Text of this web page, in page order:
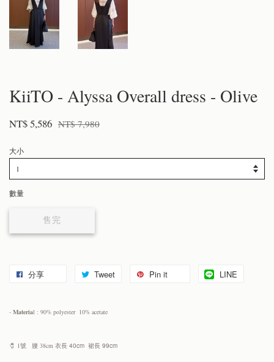
KiiTO - Alyssa Overall dress - Olive
NT$ 5,586 NT$ 7,980
大小
數量
售完
分享 Tweet Pin it LINE
- Material : 90% polyester 10% acetate
🧷 1號 腰 38cm 衣長 40cm 裙長 99cm